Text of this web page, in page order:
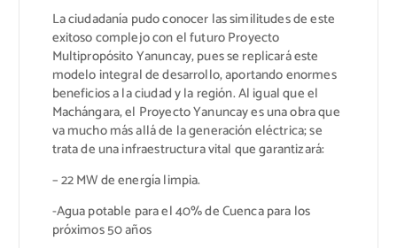
La ciudadanía pudo conocer las similitudes de este
exitoso complejo con el futuro Proyecto
Multipropósito Yanuncay, pues se replicará este
modelo integral de desarrollo, aportando enormes
beneficios a la ciudad y la región. Al igual que el
Machángara, el Proyecto Yanuncay es una obra que
va mucho más allá de la generación eléctrica; se
trata de una infraestructura vital que garantizará:
– 22 MW de energía limpia.
-Agua potable para el 40% de Cuenca para los
próximos 50 años